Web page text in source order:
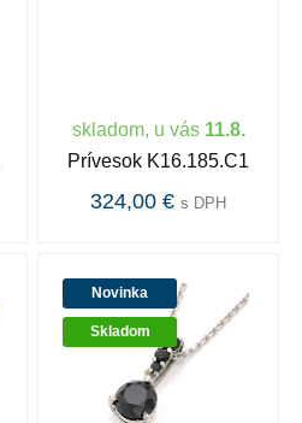
skladom, u vás 11.8.
Prívesok K16.185.C1
324,00 € s DPH
Novinka
Skladom